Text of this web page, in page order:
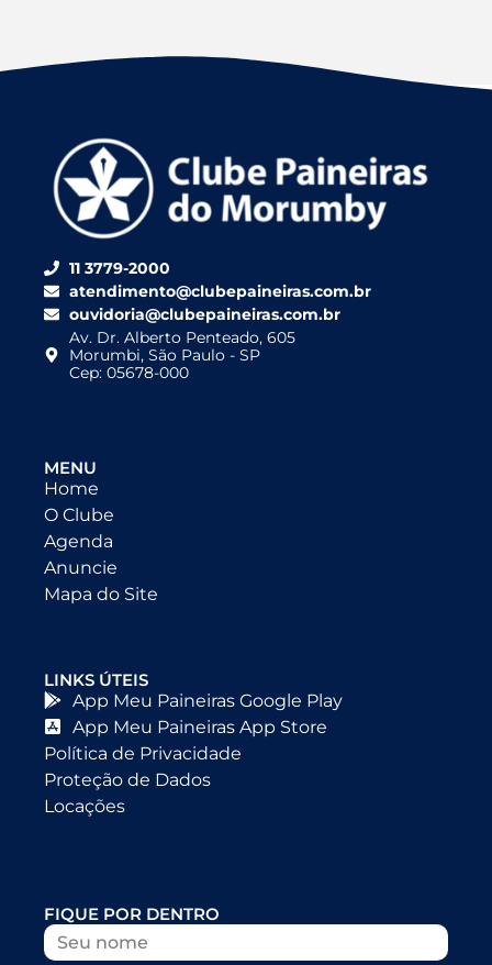
11 3779-2000
atendimento@clubepaineiras.com.br
ouvidoria@clubepaineiras.com.br
Av. Dr. Alberto Penteado, 605
Morumbi, São Paulo - SP
Cep: 05678-000
MENU
Home
O Clube
Agenda
Anuncie
Mapa do Site
LINKS ÚTEIS
App Meu Paineiras Google Play
App Meu Paineiras App Store
Política de Privacidade
Proteção de Dados
Locações
FIQUE POR DENTRO